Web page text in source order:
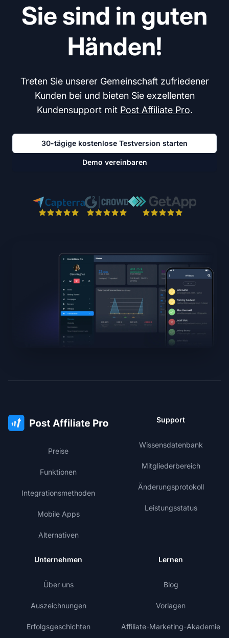
Sie sind in guten
Händen!
Treten Sie unserer Gemeinschaft zufriedener
Kunden bei und bieten Sie exzellenten
Kundensupport mit Post Affiliate Pro.
30-tägige kostenlose Testversion starten
Demo vereinbaren
Preise
Funktionen
Integrationsmethoden
Mobile Apps
Alternativen
Support
Wissensdatenbank
Mitgliederbereich
Änderungsprotokoll
Leistungsstatus
Unternehmen
Über uns
Auszeichnungen
Erfolgsgeschichten
Lernen
Blog
Vorlagen
Affiliate-Marketing-Akademie